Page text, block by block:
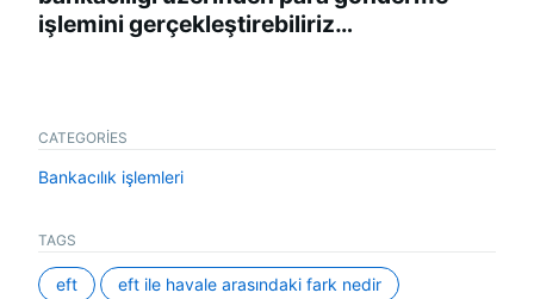
işlemini gerçekleştirebiliriz…
CATEGORIES
Bankacılık işlemleri
TAGS
eft eft ile havale arasındaki fark nedir